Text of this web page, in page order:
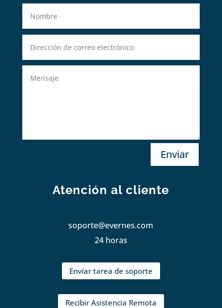
Enviar
Atención al cliente
soporte@evernes.com
24 horas
Envíar tarea de soporte
Recibir Asistencia Remota